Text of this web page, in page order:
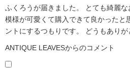
ふくろうが届きました。 とても綺麗
模様が可愛くて購入できて良かったと
ントにするつもりです。 どうもありが
ANTIQUE LEAVESからのコメント